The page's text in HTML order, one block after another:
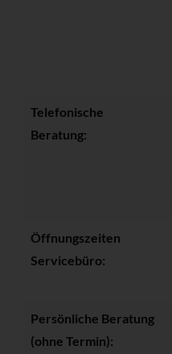
Telefonische
Beratung:
Öffnungszeiten
Servicebüro:
Persönliche Beratung
(ohne Termin):